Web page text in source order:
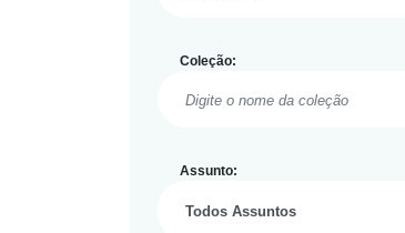
Coleção:
Assunto: